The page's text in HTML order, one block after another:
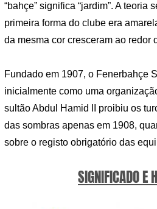
“bahçe” significa “jardim”. A teoria
primeira forma do clube era
da mesma cor cresceram ao redor
Fundado em 1907, o Fenerbahçe
inicialmente como uma
sultão Abdul Hamid II proibiu os
das sombras apenas em 1908,
sobre o registo obrigatório das
SIGNIFICADO E